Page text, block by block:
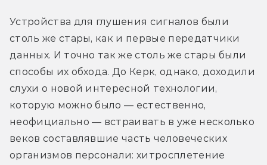
Устройства для глушения сигналов были
столь же стары, как и первые передатчики
данных. И точно так же столь же стары были
способы их обхода. До Керк, однако, доходили
слухи о новой интересной технологии,
которую можно было — естественно,
неофициально — встраивать в уже несколько
веков составлявшие часть человеческих
организмов персонали: хитросплетение